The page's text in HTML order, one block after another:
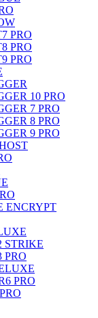
PRO
PRO
PRO
10 PRO
7 PRO
8 PRO
9 PRO
ENCRYPT
STRIKE
PRO
PRO